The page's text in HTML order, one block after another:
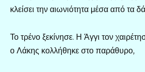
κλείσει την αιωνιότητα μέσα από τα
Το τρένο ξεκίνησε. Η Άγγι τον
ο Λάκης κολλήθηκε στο παράθυρο,